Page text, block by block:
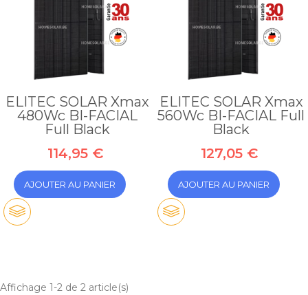
ELITEC SOLAR Xmax
480Wc BI-FACIAL
Full Black
114,95 €
AJOUTER AU PANIER
ELITEC SOLAR Xmax
560Wc BI-FACIAL Full
Black
127,05 €
AJOUTER AU PANIER
Affichage 1-2 de 2 article(s)